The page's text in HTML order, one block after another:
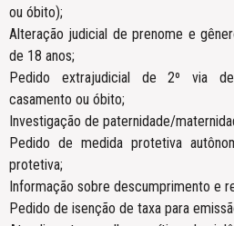
ou óbito);
Alteração judicial de prenome e
de 18 anos;
Pedido extrajudicial de 2º via
casamento ou óbito;
Investigação de paternidade/
Pedido de medida protetiva
protetiva;
Informação sobre descumprimento e
Pedido de isenção de taxa para